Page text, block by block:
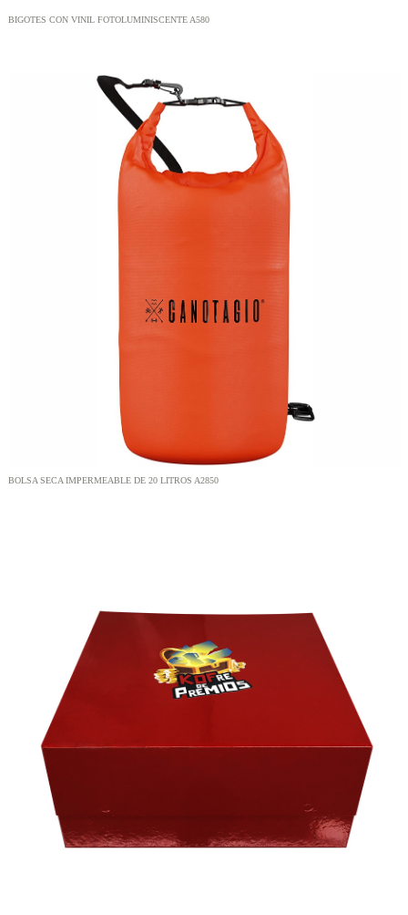
BIGOTES CON VINIL FOTOLUMINISCENTE A580
BOLSA SECA IMPERMEABLE DE 20 LITROS A2850